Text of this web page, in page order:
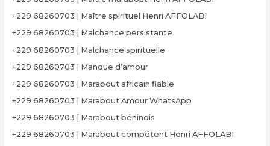
+229 68260703 | Maître spirituel Henri AFFOLABI
+229 68260703 | Malchance persistante
+229 68260703 | Malchance spirituelle
+229 68260703 | Manque d’amour
+229 68260703 | Marabout africain fiable
+229 68260703 | Marabout Amour WhatsApp
+229 68260703 | Marabout béninois
+229 68260703 | Marabout compétent Henri AFFOLABI